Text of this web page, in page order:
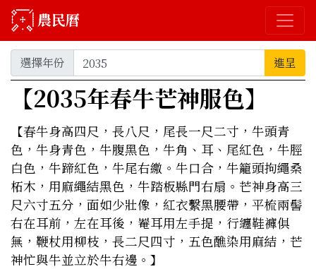
農民曆
選擇年份 進呈
【2035年春牛芒神服色】
【春牛身高四尺，長八尺，尾長一尺二寸，牛頭青
色，牛身青色，牛腹黑色，牛角、耳、尾紅色，牛脛
白色，牛蹄紅色，牛尾右繳。牛口合，牛籠頭拘繩桑
柘木，用麻繩結黑色，牛踏板縣門右扇。芒神身高三
尺六寸五分，面如少壯像，紅衣繫黑腰帶，平梳兩髻
右在耳前，左在耳後，罨耳用左手提，行纏鞋褲俱
無，鞭杖用柳枝，長二尺四寸，五色醮染用麻結，芒
神忙與牛並立於牛右邊。】